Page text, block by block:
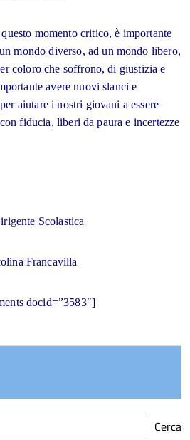
momento critico, è importante
mondo diverso, ad un mondo libero,
coloro che soffrono, di giustizia e
avere nuovi slanci e
aiutare i nostri giovani a essere
fiducia, liberi da paura e incertezze
Scolastica
Francavilla
docid=”3583″]
Cerca